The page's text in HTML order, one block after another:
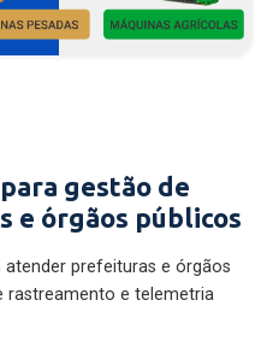
gestão de
e órgãos públicos
prefeituras e órgãos
rastreamento e telemetria